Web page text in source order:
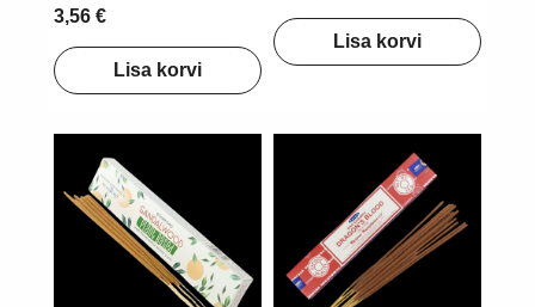
3,56 €
Lisa korvi
Lisa korvi